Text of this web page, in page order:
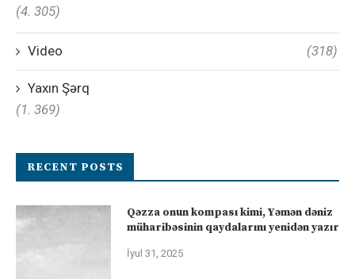
(4. 305)
Video (318)
Yaxın Şərq
(1. 369)
RECENT POSTS
Qəzza onun kompası kimi, Yəmən dəniz
müharibəsinin qaydalarını yenidən yazır
İyul 31, 2025